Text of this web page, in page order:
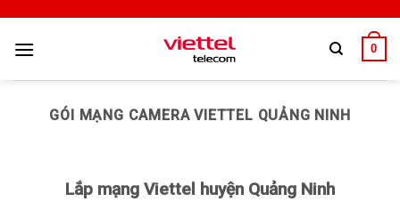
0
GÓI MẠNG CAMERA VIETTEL QUẢNG NINH
Lắp mạng Viettel huyện Quảng Ninh